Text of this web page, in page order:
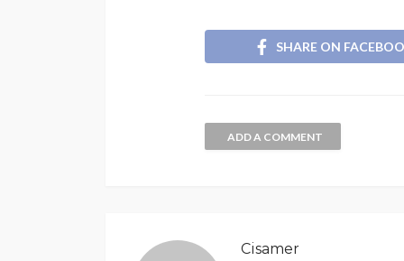
SHARE ON
ADD A COMMENT
Cisamer